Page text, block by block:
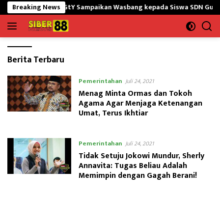
Langsung
ke
konten
Breaking News
645/GtY Sampaikan Wasbang kepada Siswa SDN Gunung Susu
Siber88.co.id
Siber88
News
Berita Terbaru
Pemerintahan Juli 24, 2021
Menag Minta Ormas dan Tokoh
Agama Agar Menjaga Ketenangan
Umat, Terus Ikhtiar
Pemerintahan Juli 24, 2021
Tidak Setuju Jokowi Mundur, Sherly
Annavita: Tugas Beliau Adalah
Memimpin dengan Gagah Berani!